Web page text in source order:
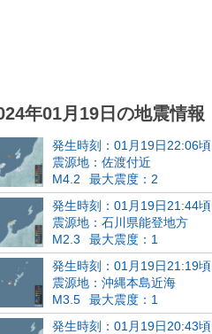
年01月19日の地震情報
発生時刻：01月19日22:06頃
震源地：佐渡付近
M4.2
最大震度：2
発生時刻：01月19日21:44頃
震源地：石川県能登地方
M2.3
最大震度：1
発生時刻：01月19日21:19頃
震源地：沖縄本島近海
M3.5
最大震度：1
発生時刻：01月19日20:43頃